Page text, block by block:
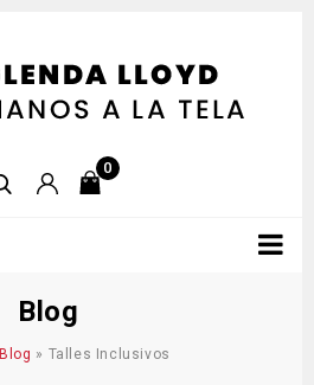
0
Blog
Blog » Talles Inclusivos